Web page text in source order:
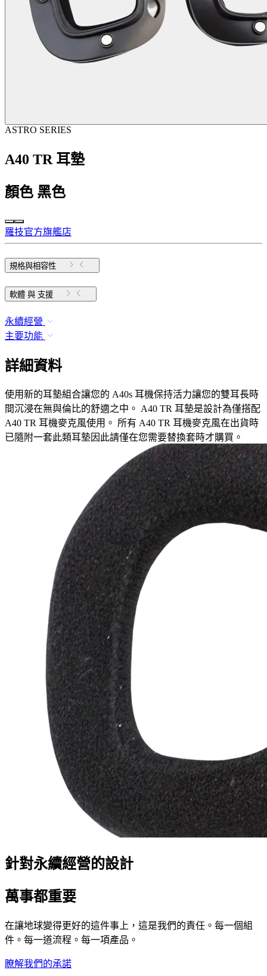
ASTRO SERIES
A40 TR 耳墊
顏色 黑色
羅技官方旗艦店
規格與相容性
軟體 與 支援
永續經營
主要功能
詳細資料
使用新的耳墊組合讓您的 A40s 耳機保持活力讓您的雙耳長時
間沉浸在無與倫比的舒適之中。 A40 TR 耳墊是設計為僅搭配
A40 TR 耳機麥克風使用。 所有 A40 TR 耳機麥克風在出貨時
已隨附一套此類耳墊因此請僅在您需要替換套時才購買。
針對永續經營的設計
萬事都重要
在讓地球變得更好的這件事上，這是我們的責任。每一個組
件。每一道流程。每一項產品。
瞭解我們的承諾